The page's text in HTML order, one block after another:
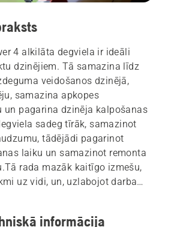
4 alkilāta degviela ir ideāli
dzinējiem. Tā samazina līdz
veidošanos dzinējā,
samazina apkopes
un pagarina dzinēja kalpošanas
sadeg tīrāk, samazinot
tādējādi pagarinot
laiku un samazinot remonta
rada mazāk kaitīgo izmešu,
uz vidi, un, uzlabojot darba
informācija